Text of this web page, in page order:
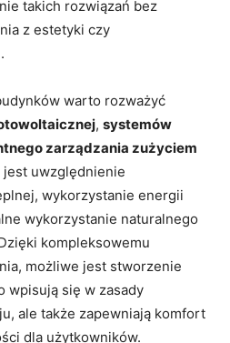
​takich⁢ rozwiązań bez
z estetyki czy
warto rozważyć
, systemów
zarządzania zużyciem
⁢jest uwzględnienie
wykorzystanie energii
wykorzystanie naturalnego
kompleksowemu
możliwe jest stworzenie⁢
wpisują się‌ w ⁣zasady
⁣ale także zapewniają komfort
dla użytkowników.